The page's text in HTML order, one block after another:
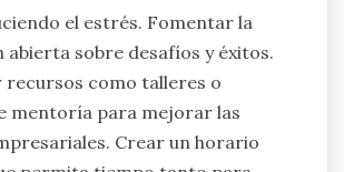
el estrés. Fomentar la
abierta sobre desafíos y éxitos.
como talleres o
mentoría para mejorar las
Crear un horario